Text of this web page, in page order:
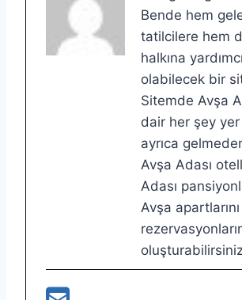
Bende hem
tatilcilere hem
halkına yardımcı
olabilecek bir
Sitemde Avşa
dair her şey yer
ayrıca
Avşa Adası
Adası
Avşa